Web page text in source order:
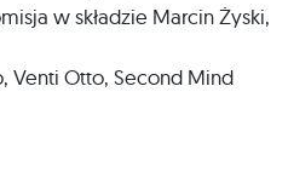
w składzie Marcin Żyski,
Venti Otto, Second Mind